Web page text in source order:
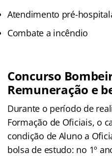
Atendimento pré-
Combate a incêndio
Concurso
Remuneração e
Durante o período de
Formação de Oficiais, o
condição de Aluno a
bolsa de estudo: no 1º